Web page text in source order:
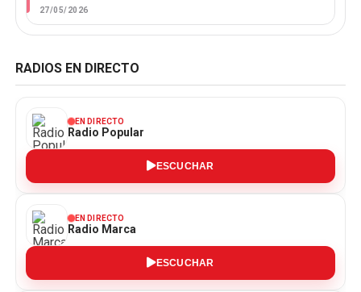
27/05/2026
RADIOS EN DIRECTO
EN DIRECTO
Radio Popular
ESCUCHAR
EN DIRECTO
Radio Marca
ESCUCHAR